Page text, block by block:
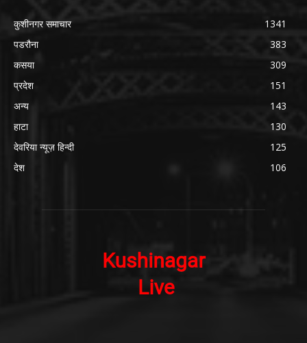
कुशीनगर समाचार
1341
पडरौना
383
कसया
309
प्रदेश
151
अन्य
143
हाटा
130
देवरिया न्यूज़ हिन्दी
125
देश
106